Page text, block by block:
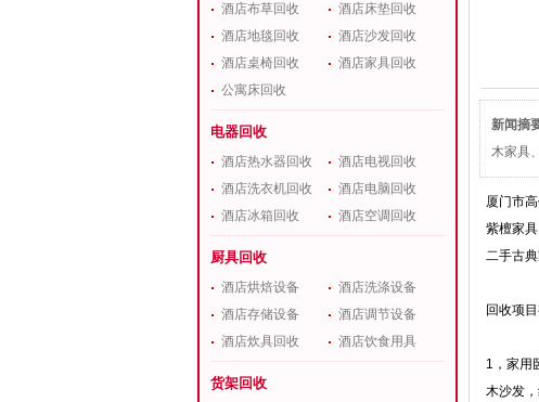
酒店布草回收
酒店床垫回收
酒店地毯回收
酒店沙发回收
酒店桌椅回收
酒店家具回收
公寓床回收
电器回收
酒店热水器回收
酒店电视回收
酒店洗衣机回收
酒店电脑回收
酒店冰箱回收
酒店空调回收
厨具回收
酒店烘焙设备
酒店洗涤设备
酒店存储设备
酒店调节设备
酒店炊具回收
酒店饮食用具
货架回收
新闻摘
木家具
厦门市
紫檀家
二手古
回收项
1，家用
木沙发